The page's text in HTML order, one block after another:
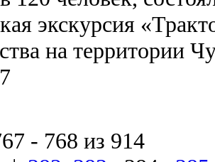
экскурсия
на территории
- 768 из 914